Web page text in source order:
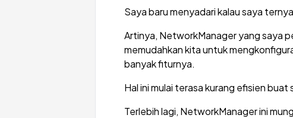
Saya baru menyadari kalau saya
Artinya, NetworkManager yang saya
memudahkan kita untuk
banyak fiturnya.
Hal ini mulai terasa kurang efisien buat
Terlebih lagi, NetworkManager ini